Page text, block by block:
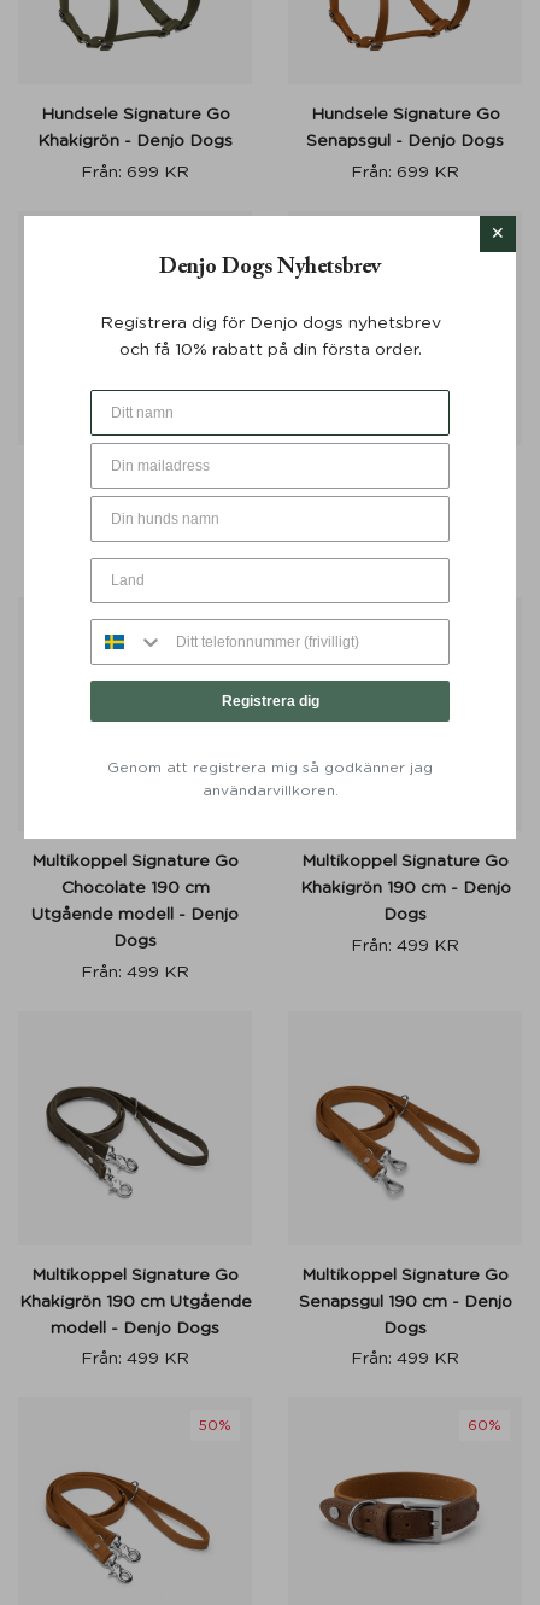
Hundsele Signature Go
Khakigrön - Denjo Dogs
Från: 699 KR
Hundsele Signature Go
Senapsgul - Denjo Dogs
Från: 699 KR
Multikoppel Signature
Cognac & Khaki 200 cm -
Denjo Dogs
Från:999KR 500KR
Chocolate 190 cm - Denjo
Från:499KR
Multikoppel Signature Go
Chocolate 190 cm
Utgående modell - Denjo
Dogs
Från: 499 KR
50%
Multikoppel Signature Go
Khakigrön 190 cm - Denjo
Dogs
Från: 499 KR
Multikoppel Signature Go
Khakigrön 190 cm Utgående
modell - Denjo Dogs
Från: 499 KR
Multikoppel Signature Go
Senapsgul 190 cm - Denjo
Dogs
Från: 499 KR
50% 60%
Denjo Dogs Nyhetsbrev
Registrera dig för Denjo dogs nyhetsbrev
och få 10% rabatt på din första order.
Registrera dig
Genom att registrera mig så godkänner jag
användarvillkoren.